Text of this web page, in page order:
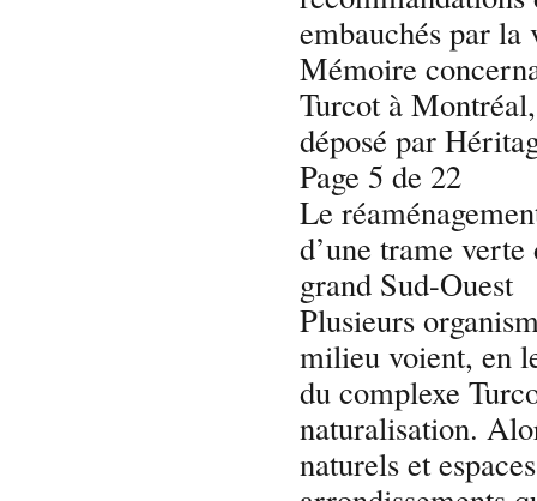
embauchés par
Mémoire
Turcot à
déposé par
Page 5 de 22
Le
d’une trame verte
grand Sud-Ouest
Plusieurs
milieu voient, en
du complexe
naturalisation.
naturels et